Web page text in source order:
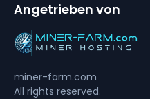
Angetrieben von
miner-farm.com
All rights reserved.